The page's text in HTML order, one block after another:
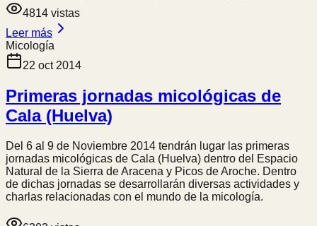
4814 vistas
Leer más
Micología
22 oct 2014
Primeras jornadas micológicas de
Cala (Huelva)
Del 6 al 9 de Noviembre 2014 tendrán lugar las primeras
jornadas micológicas de Cala (Huelva) dentro del Espacio
Natural de la Sierra de Aracena y Picos de Aroche. Dentro
de dichas jornadas se desarrollarán diversas actividades y
charlas relacionadas con el mundo de la micología.